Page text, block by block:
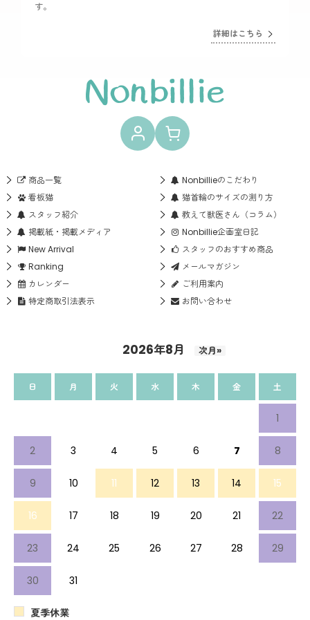
す。
詳細はこちら
商品一覧
Nonbillieのこだわり
看板猫
猫首輪のサイズの測り方
スタッフ紹介
教えて獣医さん（コラム）
掲載紙・掲載メディア
Nonbillie企画室日記
New Arrival
スタッフのおすすめ商品
Ranking
メールマガジン
カレンダー
ご利用案内
特定商取引法表示
お問い合わせ
2026年8月 次月»
日 月 火 水 木 金 土
1
2 3 4 5 6 7 8
9 10 11 12 13 14 15
16 17 18 19 20 21 22
23 24 25 26 27 28 29
30 31
夏季休業